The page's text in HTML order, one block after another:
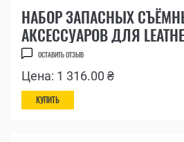
НАБОР ЗАПАСНЫХ
АКСЕССУАРОВ ДЛЯ
ОСТАВИТЬ ОТЗЫВ
Цена: 1 316.00 ₴
КУПИТЬ